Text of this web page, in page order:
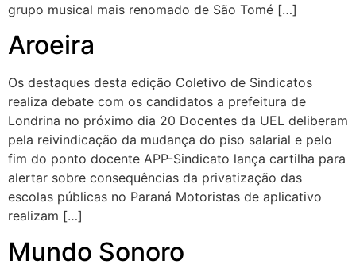
grupo musical mais renomado de São Tomé […]
Aroeira
Os destaques desta edição Coletivo de Sindicatos
realiza debate com os candidatos a prefeitura de
Londrina no próximo dia 20 Docentes da UEL deliberam
pela reivindicação da mudança do piso salarial e pelo
fim do ponto docente APP-Sindicato lança cartilha para
alertar sobre consequências da privatização das
escolas públicas no Paraná Motoristas de aplicativo
realizam […]
Mundo Sonoro